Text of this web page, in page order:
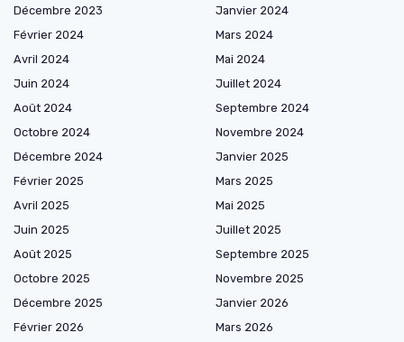
Décembre 2023
Janvier 2024
Février 2024
Mars 2024
Avril 2024
Mai 2024
Juin 2024
Juillet 2024
Août 2024
Septembre 2024
Octobre 2024
Novembre 2024
Décembre 2024
Janvier 2025
Février 2025
Mars 2025
Avril 2025
Mai 2025
Juin 2025
Juillet 2025
Août 2025
Septembre 2025
Octobre 2025
Novembre 2025
Décembre 2025
Janvier 2026
Février 2026
Mars 2026